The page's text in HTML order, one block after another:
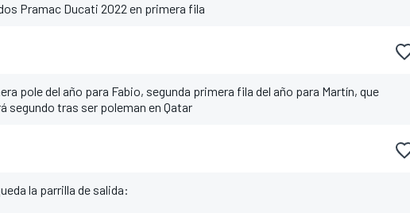
Pramac Ducati 2022 en primera fila
pole del año para Fabio, segunda primera fila del año para Martín, que
segundo tras ser poleman en Qatar
la parrilla de salida: